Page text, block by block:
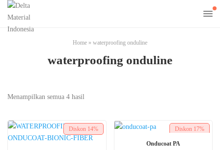
Home » waterproofing onduline
waterproofing onduline
Menampilkan semua 4 hasil
Diskon 14% Diskon 17%
Onducoat PA